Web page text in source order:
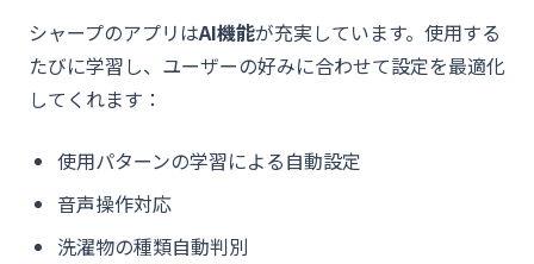
シャープのアプリはAI機能が充実しています。使用する
たびに学習し、ユーザーの好みに合わせて設定を最適化
してくれます：
使用パターンの学習による自動設定
音声操作対応
洗濯物の種類自動判別